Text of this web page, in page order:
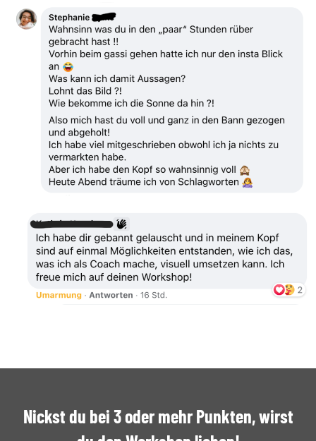
Nickst du bei 3 oder mehr Punkten, wirst